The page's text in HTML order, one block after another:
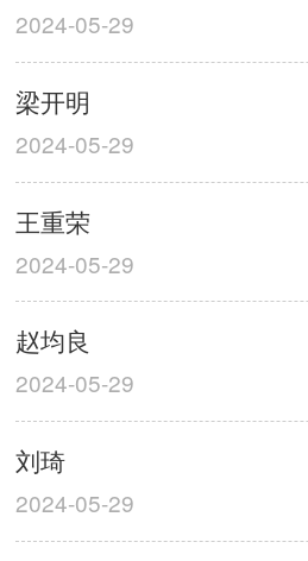
2024-05-29
梁开明
2024-05-29
王重荣
2024-05-29
赵均良
2024-05-29
刘琦
2024-05-29